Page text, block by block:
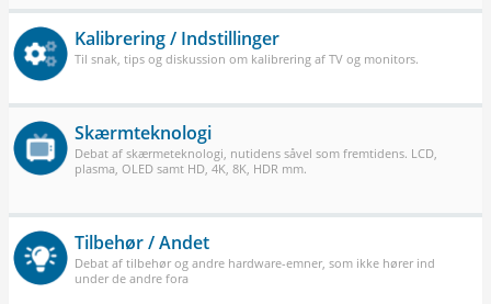
Kalibrering / Indstillinger
Til snak, tips og diskussion om kalibrering af TV og monitors.
Skærmteknologi
Debat af skærmeteknologi, nutidens såvel som fremtidens. LCD,
plasma, OLED samt HD, 4K, 8K, HDR mm.
Tilbehør / Andet
Debat af tilbehør og andre hardware-emner, som ikke hører ind
under de andre fora